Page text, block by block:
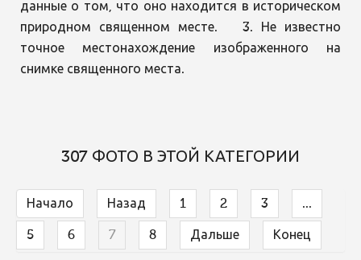
данные о том, что оно находится в историческом
природном священном месте. 3. Не известно
точное местонахождение изображенного на
снимке священного места.
307 ФОТО В ЭТОЙ КАТЕГОРИИ
Начало Назад 1 2 3 ...
5 6 7 8 Дальше Конец